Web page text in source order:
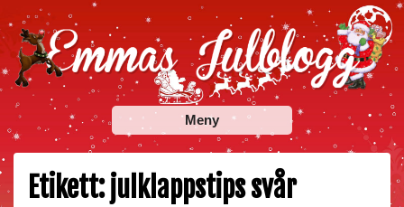
Skip
to
content
Emmas Julblogg
Julbloggar om julnyheter, julklappstips, julkalendrar,
adventskalendrar , julpyssel och julrecept!
Meny
Etikett:julklappstips svår